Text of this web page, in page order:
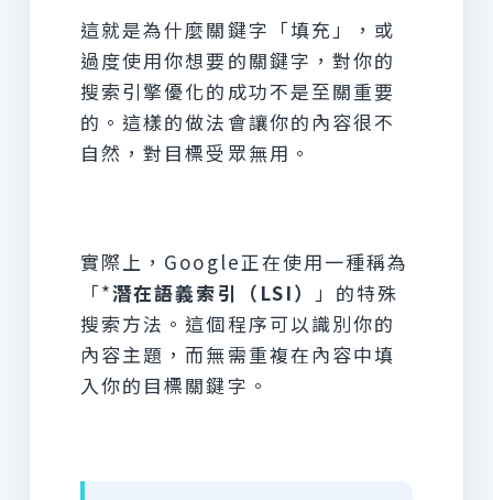
這就是為什麼關鍵字「填充」，或
過度使用你想要的關鍵字，對你的
搜索引擎優化的成功不是至關重要
的。這樣的做法會讓你的內容很不
自然，對目標受眾無用。
實際上，Google正在使用一種稱為
「*潛在語義索引（LSI）
」的特殊
搜索方法。這個程序可以識別你的
內容主題，而無需重複在內容中填
入你的目標關鍵字。